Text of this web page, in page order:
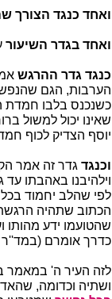
ואחד כנגד הצורך
ואחד בגדר השיעור
כנגד גדר ההרגש
הערבות, הגם שהנפש
כשנכנס בלבו חמדת
שאינו יכול למשול
יוסף הצדיק לכוף
וכנגד גדר זה אמר
וילהיבנו באהבתו
לפי שהלב יחמוד בכל
הכתוב שתהיה
שהטועמו ידע מהותו
כדרך אומרם (במד''ר
לזה העיר ה' במאמר
ושתיה וכדומה,